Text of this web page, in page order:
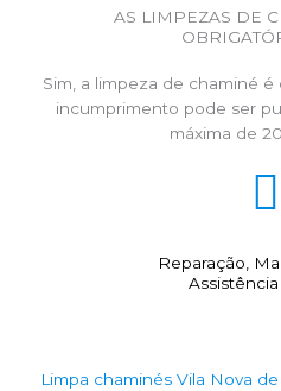
AS LIMPEZAS DE
Sim, a limpeza de chaminé
incumprimento pode ser
máxima de
Reparação,
Assistência
Limpa chaminés Vila Nova